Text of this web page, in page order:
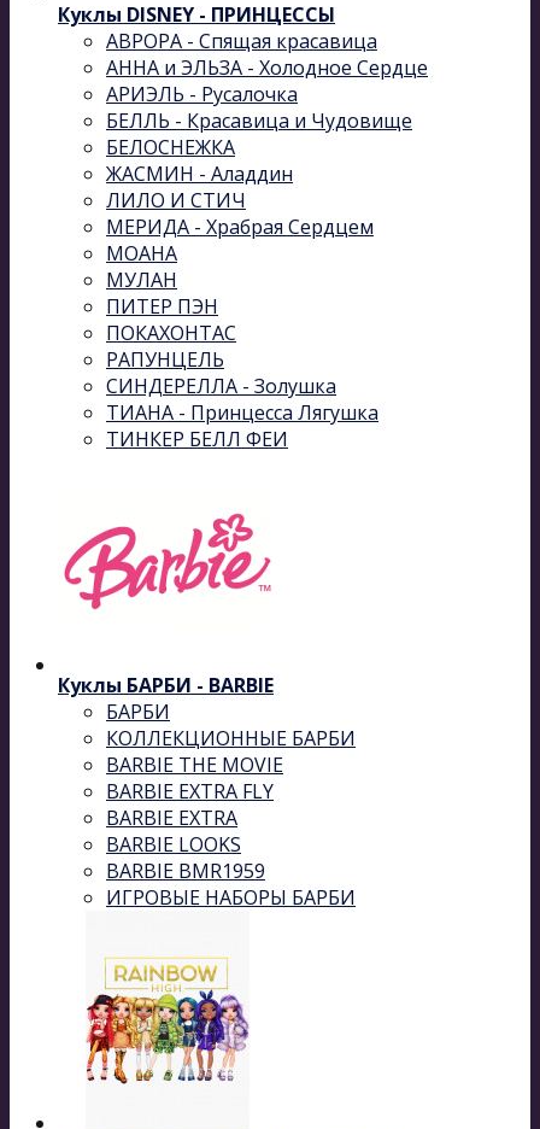
Куклы DISNEY - ПРИНЦЕССЫ
АВРОРА - Спящая красавица
АННА и ЭЛЬЗА - Холодное Сердце
АРИЭЛЬ - Русалочка
БЕЛЛЬ - Красавица и Чудовище
БЕЛОСНЕЖКА
ЖАСМИН - Аладдин
ЛИЛО И СТИЧ
МЕРИДА - Храбрая Сердцем
МОАНА
МУЛАН
ПИТЕР ПЭН
ПОКАХОНТАС
РАПУНЦЕЛЬ
СИНДЕРЕЛЛА - Золушка
ТИАНА - Принцесса Лягушка
ТИНКЕР БЕЛЛ ФЕИ
Куклы БАРБИ - BARBIE
БАРБИ
КОЛЛЕКЦИОННЫЕ БАРБИ
BARBIE THE MOVIE
BARBIE EXTRA FLY
BARBIE EXTRA
BARBIE LOOKS
BARBIE BMR1959
ИГРОВЫЕ НАБОРЫ БАРБИ